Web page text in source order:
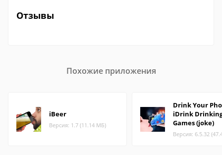
Отзывы
Похожие приложения
iBeer
Версия: 1.7 (11.14 МБ)
Drink Your
iDrink
Games (joke)
Версия: 6.5.32